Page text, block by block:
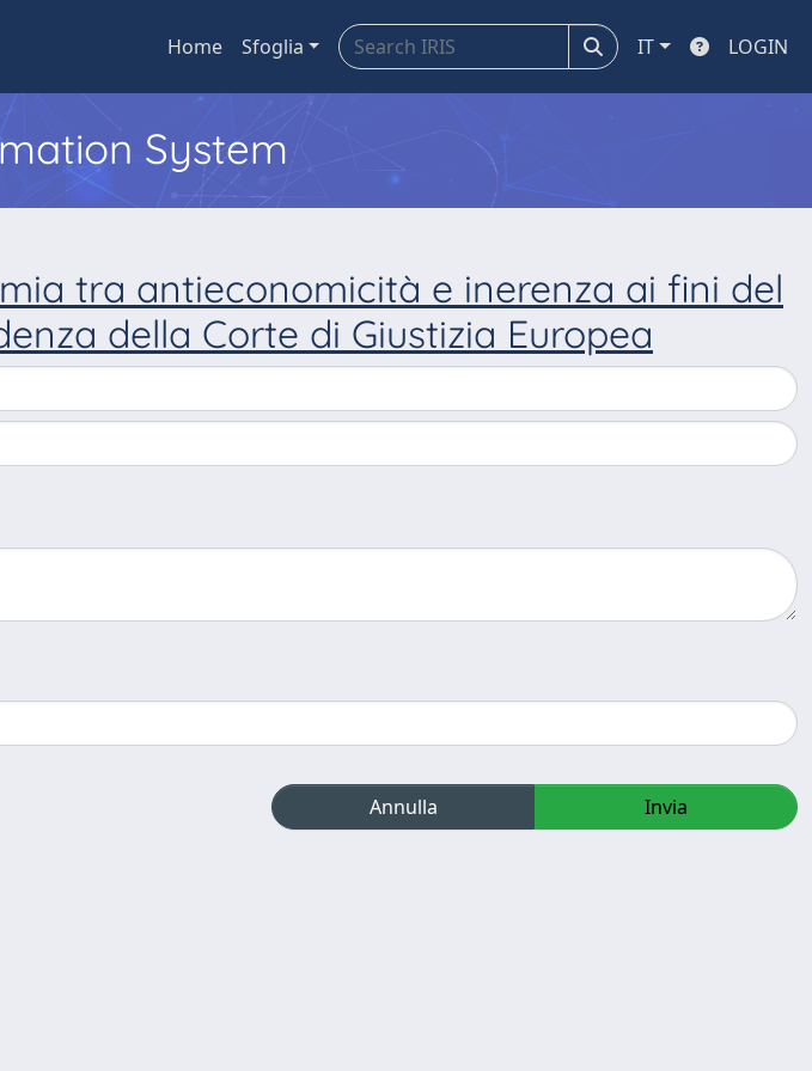
Home Sfoglia IT LOGIN
System
tra antieconomicità e inerenza ai fini del
della Corte di Giustizia Europea
Annulla Invia